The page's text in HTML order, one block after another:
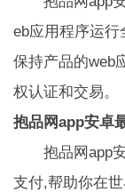
eb应用程序运
保持产品的web
权认证和交易。
抱品网app安卓
抱品网app安
支付,帮助你在